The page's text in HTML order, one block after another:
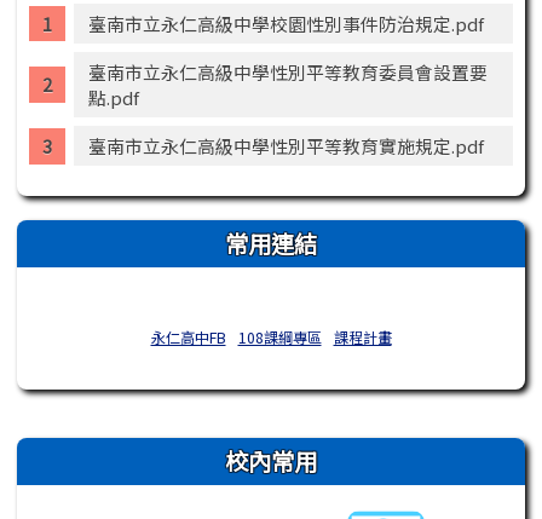
臺南市立永仁高級中學校園性別事件防治規定.pdf
臺南市立永仁高級中學性別平等教育委員會設置要
點.pdf
臺南市立永仁高級中學性別平等教育實施規定.pdf
常用連結
永仁高中FB 108課綱專區 課程計畫
右邊區域內容 校內常用